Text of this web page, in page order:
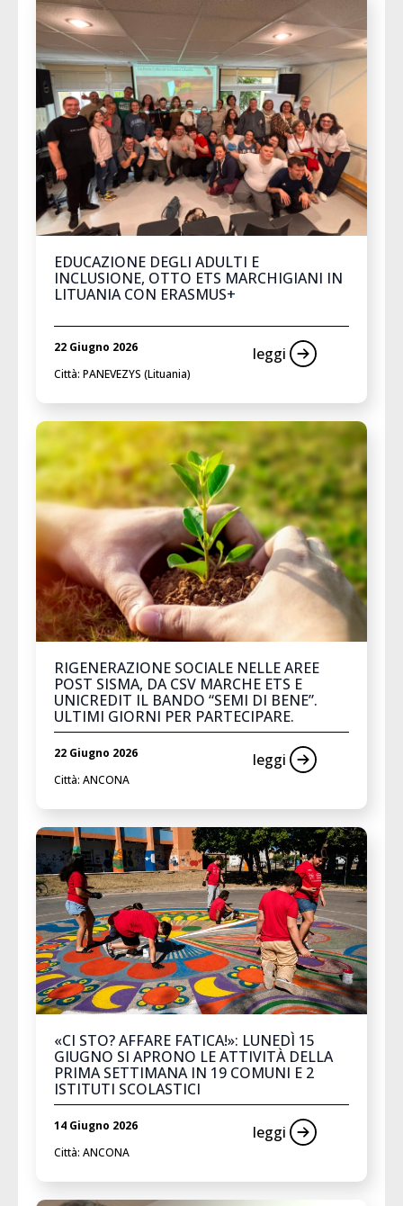
EDUCAZIONE DEGLI ADULTI E
INCLUSIONE, OTTO ETS MARCHIGIANI IN
LITUANIA CON ERASMUS+
22 Giugno 2026
Città: PANEVEZYS (Lituania)
leggi
RIGENERAZIONE SOCIALE NELLE AREE
POST SISMA, DA CSV MARCHE ETS E
UNICREDIT IL BANDO “SEMI DI BENE”.
ULTIMI GIORNI PER PARTECIPARE.
22 Giugno 2026
Città: ANCONA
leggi
«CI STO? AFFARE FATICA!»: LUNEDÌ 15
GIUGNO SI APRONO LE ATTIVITÀ DELLA
PRIMA SETTIMANA IN 19 COMUNI E 2
ISTITUTI SCOLASTICI
14 Giugno 2026
Città: ANCONA
leggi